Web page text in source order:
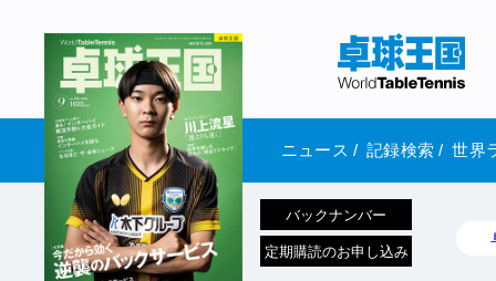
ニュース / 記録検索 / 世界
バックナンバー
定期購読のお申し込み